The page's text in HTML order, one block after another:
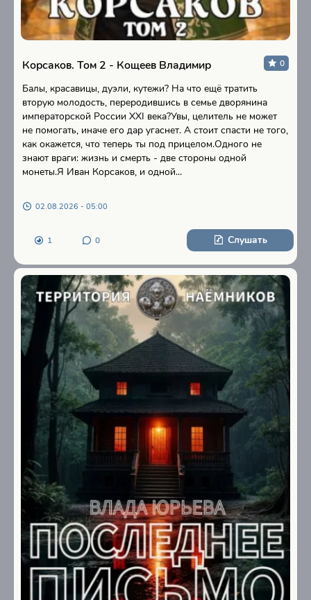
Корсаков. Том 2 - Кощеев Владимир 0
Балы, красавицы, дуэли, кутежи? На что ещё тратить
вторую молодость, переродившись в семье дворянина
императорской России XXI века?Увы, целитель не может
не помогать, иначе его дар угаснет. А стоит спасти не того,
как окажется, что теперь ты под прицелом.Одного не
знают враги: жизнь и смерть - две стороны одной
монеты.Я Иван Корсаков, и одной...
02.08.2026 - 05:00
1 0 Слушать